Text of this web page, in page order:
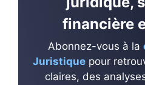
financière
Abonnez-vous à la
Juristiquepour
claires, des